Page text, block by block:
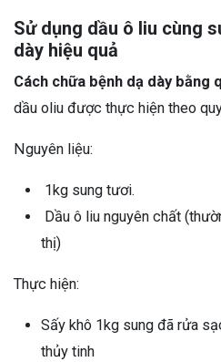
Sử dụng dầu ô liu cùng
dày hiệu quả
Cách chữa bệnh dạ dày bằng
dầu oliu được thực hiện theo
Nguyên liệu:
1kg sung tươi.
Dầu ô liu nguyên chất
thị)
Thực hiện:
Sấy khô 1kg sung đã rửa
thủy tinh